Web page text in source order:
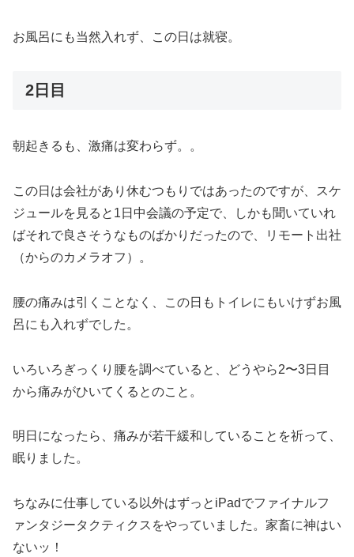
お風呂にも当然入れず、この日は就寝。
2日目
朝起きるも、激痛は変わらず。。
この日は会社があり休むつもりではあったのですが、スケ
ジュールを見ると1日中会議の予定で、しかも聞いていれ
ばそれで良さそうなものばかりだったので、リモート出社
（からのカメラオフ）。
腰の痛みは引くことなく、この日もトイレにもいけずお風
呂にも入れずでした。
いろいろぎっくり腰を調べていると、どうやら2〜3日目
から痛みがひいてくるとのこと。
明日になったら、痛みが若干緩和していることを祈って、
眠りました。
ちなみに仕事している以外はずっとiPadでファイナルフ
ァンタジータクティクスをやっていました。家畜に神はい
ないッ！